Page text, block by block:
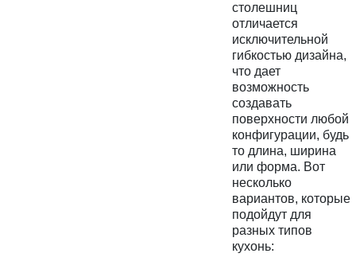
столешниц
отличается
исключительной
гибкостью дизайна,
что дает
возможность
создавать
поверхности любой
конфигурации, будь
то длина, ширина
или форма. Вот
несколько
вариантов, которые
подойдут для
разных типов
кухонь: